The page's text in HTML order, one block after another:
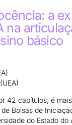
a
na
básico
42 capítulos, é
Bolsas de
do Estado do